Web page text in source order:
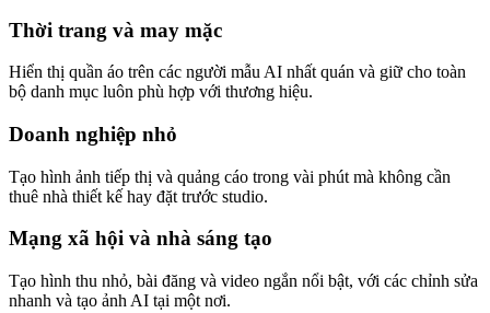
Thời trang và may mặc
Hiển thị quần áo trên các người mẫu AI nhất quán và giữ cho toàn
bộ danh mục luôn phù hợp với thương hiệu.
Doanh nghiệp nhỏ
Tạo hình ảnh tiếp thị và quảng cáo trong vài phút mà không cần
thuê nhà thiết kế hay đặt trước studio.
Mạng xã hội và nhà sáng tạo
Tạo hình thu nhỏ, bài đăng và video ngắn nổi bật, với các chỉnh sửa
nhanh và tạo ảnh AI tại một nơi.